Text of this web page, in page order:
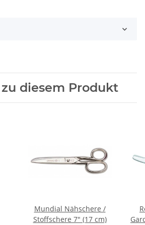
zu diesem Produkt
Mundial Nähschere /
Stoffschere 7" (17 cm)